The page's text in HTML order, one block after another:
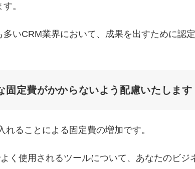
。
いCRM業界において、成果を出すために認
固定費がかからないよう配慮いたします
ることによる固定費の増加です。
く使用されるツールについて、あなたのビジ